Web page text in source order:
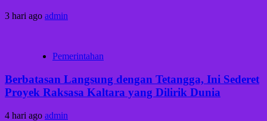
3 hari ago admin
Pemerintahan
Berbatasan Langsung dengan Tetangga, Ini Sederet
Proyek Raksasa Kaltara yang Dilirik Dunia
4 hari ago admin